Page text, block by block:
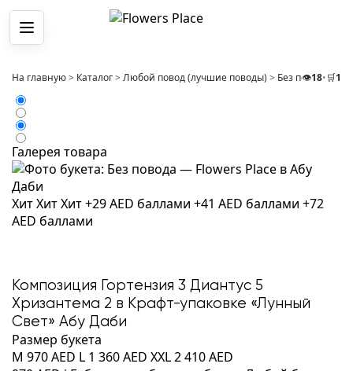
Меню
На главную> Каталог> Любой повод (лучшие поводы) > Без повода>
👁️18•🛒1
Галерея товара
ХитХитХит+29 AED баллами +41 AED баллами +72
AED баллами
Композиция Гортензия 3 Диантус 5
Хризантема 2 в Крафт-упаковке «Лунный
Свет» Абу Даби
Размер букета
M 970 AED L 1 360 AED XXL2 410 AED